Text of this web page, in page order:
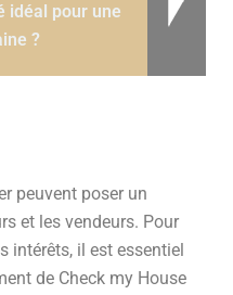
idéal pour une
?
peuvent poser un
et les vendeurs. Pour
intérêts, il est essentiel
de Check my House